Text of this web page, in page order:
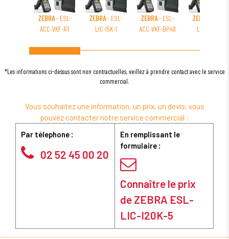
ZEBRA- ESL-
ACC-VKF-RT
ZEBRA- ESL-
LIC-I5K-1
ZEBRA- ESL-
ACC-VKF-BP48
ZEBRA
LIC-I15K-3
*Les informations ci-dessus sont non contractuelles, veillez à prendre contact avec le service
commercial.
Vous souhaitez une information, un prix, un devis, vous
pouvez contacter notre service commercial :
Par télephone :
02 52 45 00 20
En remplissant le
formulaire :
Connaître le prix
de ZEBRA ESL-
LIC-I20K-5